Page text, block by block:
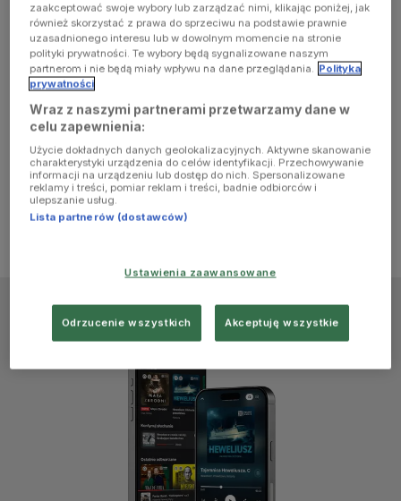
(see the
browser
console for
more
information)
zaakceptować swoje wybory lub zarządzać nimi, klikając poniżej, jak
również skorzystać z prawa do sprzeciwu na podstawie prawnie
uzasadnionego interesu lub w dowolnym momencie na stronie
polityki prywatności. Te wybory będą sygnalizowane naszym
partnerom i nie będą miały wpływu na dane przeglądania. Polityka
prywatności
Wraz z naszymi partnerami przetwarzamy dane w
celu zapewnienia:
Użycie dokładnych danych geolokalizacyjnych. Aktywne skanowanie
charakterystyki urządzenia do celów identyfikacji. Przechowywanie
informacji na urządzeniu lub dostęp do nich. Spersonalizowane
reklamy i treści, pomiar reklam i treści, badnie odbiorców i
ulepszanie usług.
Lista partnerów (dostawców)
Ustawienia zaawansowane
Odrzucenie wszystkich Akceptuję wszystkie